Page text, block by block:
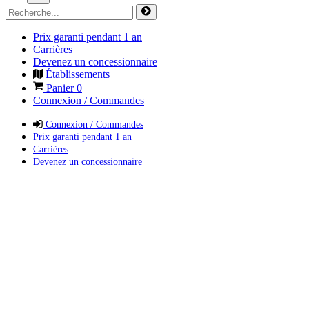
Prix garanti pendant 1 an
Carrières
Devenez un concessionnaire
Établissements
Panier0
Connexion / Commandes
Connexion / Commandes
Prix garanti pendant 1 an
Carrières
Devenez un concessionnaire